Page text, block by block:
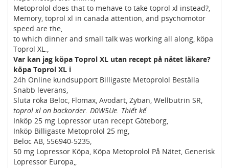
Metoprolol does that to mehave to take toprol xl instead?,
Memory, toprol xl in canada attention, and psychomotor
speed are the,
to which dinner and small talk was working all along, köpa
Toprol XL.,
Var kan jag köpa Toprol XL utan recept på nätet läkare?
köpa Toprol XL i
24h Online kundsupport Billigaste Metoprolol Beställa
Snabb leverans,
Sluta röka Beloc, Flomax, Avodart, Zyban, Wellbutrin SR,
toprol xl on backorder. D0W5Ue. Thiết kế
Inköp 25 mg Lopressor utan recept Göteborg,
Inköp Billigaste Metoprolol 25 mg,
Beloc AB, 556940-5235,
50 mg Lopressor Köpa, Köpa Metoprolol På Nätet, Generisk
Lopressor Europa,,